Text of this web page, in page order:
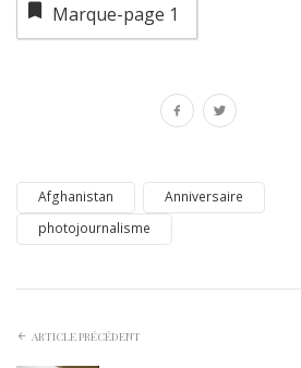
Marque-page 1
Afghanistan
Anniversaire
photojournalisme
ARTICLE PRÉCÉDENT